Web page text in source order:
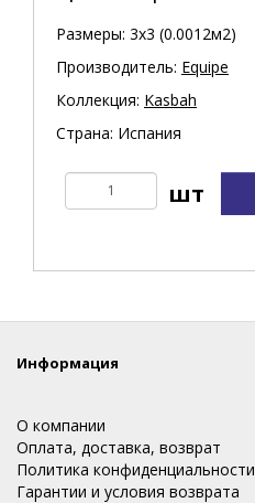
Размеры: 3х3 (0.0012м2)
Производитель: Equipe
Коллекция: Kasbah
Страна: Испания
Информация
О компании
Оплата, доставка, возврат
Политика конфиденциальности
Гарантии и условия возврата